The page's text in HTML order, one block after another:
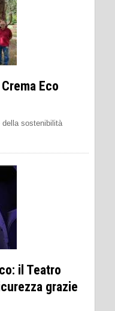
Eco
della sostenibilità
il Teatro
grazie